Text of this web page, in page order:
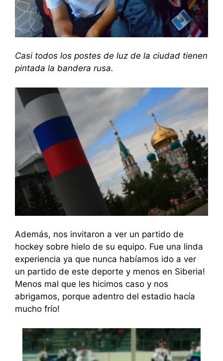
Casi todos los postes de luz de la ciudad tienen
pintada la bandera rusa.
Además, nos invitaron a ver un partido de
hockey sobre hielo de su equipo. Fue una linda
experiencia ya que nunca habíamos ido a ver
un partido de este deporte y menos en Siberia!
Menos mal que les hicimos caso y nos
abrigamos, porque adentro del estadio hacía
mucho frío!